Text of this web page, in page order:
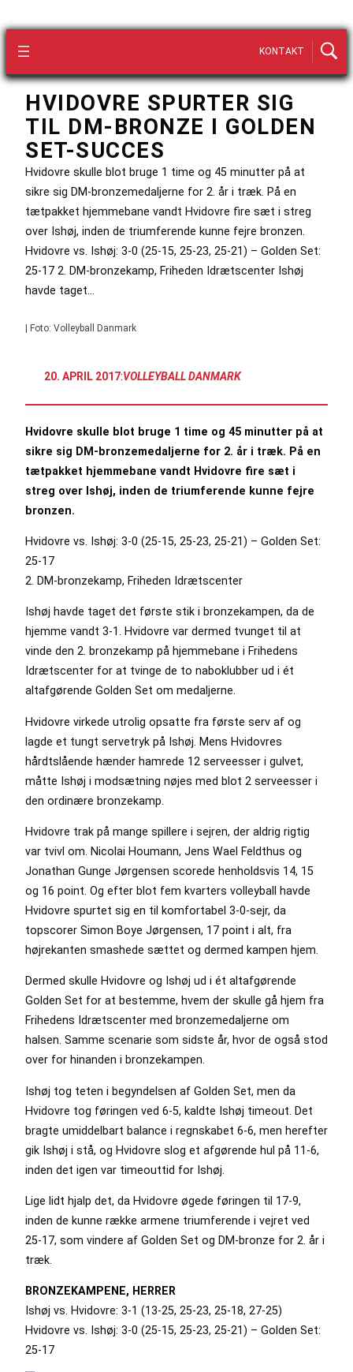
KONTAKT
HVIDOVRE SPURTER SIG
TIL DM-BRONZE I GOLDEN
SET-SUCCES
Hvidovre skulle blot bruge 1 time og 45 minutter på at
sikre sig DM-bronzemedaljerne for 2. år i træk. På en
tætpakket hjemmebane vandt Hvidovre fire sæt i streg
over Ishøj, inden de triumferende kunne fejre bronzen.
Hvidovre vs. Ishøj: 3-0 (25-15, 25-23, 25-21) – Golden Set:
25-17 2. DM-bronzekamp, Friheden Idrætscenter Ishøj
havde taget…
| Foto: Volleyball Danmark
20. APRIL 2017:VOLLEYBALL DANMARK
Hvidovre skulle blot bruge 1 time og 45 minutter på at
sikre sig DM-bronzemedaljerne for 2. år i træk. På en
tætpakket hjemmebane vandt Hvidovre fire sæt i
streg over Ishøj, inden de triumferende kunne fejre
bronzen.
Hvidovre vs. Ishøj: 3-0 (25-15, 25-23, 25-21) – Golden Set:
25-17
2. DM-bronzekamp, Friheden Idrætscenter
Ishøj havde taget det første stik i bronzekampen, da de
hjemme vandt 3-1. Hvidovre var dermed tvunget til at
vinde den 2. bronzekamp på hjemmebane i Frihedens
Idrætscenter for at tvinge de to naboklubber ud i ét
altafgørende Golden Set om medaljerne.
Hvidovre virkede utrolig opsatte fra første serv af og
lagde et tungt servetryk på Ishøj. Mens Hvidovres
hårdtslående hænder hamrede 12 serveesser i gulvet,
måtte Ishøj i modsætning nøjes med blot 2 serveesser i
den ordinære bronzekamp.
Hvidovre trak på mange spillere i sejren, der aldrig rigtig
var tvivl om. Nicolai Houmann, Jens Wael Feldthus og
Jonathan Gunge Jørgensen scorede henholdsvis 14, 15
og 16 point. Og efter blot fem kvarters volleyball havde
Hvidovre spurtet sig en til komfortabel 3-0-sejr, da
topscorer Simon Boye Jørgensen, 17 point i alt, fra
højrekanten smashede sættet og dermed kampen hjem.
Dermed skulle Hvidovre og Ishøj ud i ét altafgørende
Golden Set for at bestemme, hvem der skulle gå hjem fra
Frihedens Idrætscenter med bronzemedaljerne om
halsen. Samme scenarie som sidste år, hvor de også stod
over for hinanden i bronzekampen.
Ishøj tog teten i begyndelsen af Golden Set, men da
Hvidovre tog føringen ved 6-5, kaldte Ishøj timeout. Det
bragte umiddelbart balance i regnskabet 6-6, men herefter
gik Ishøj i stå, og Hvidovre slog et afgørende hul på 11-6,
inden det igen var timeouttid for Ishøj.
Lige lidt hjalp det, da Hvidovre øgede føringen til 17-9,
inden de kunne række armene triumferende i vejret ved
25-17, som vindere af Golden Set og DM-bronze for 2. år i
træk.
BRONZEKAMPENE, HERRER
Ishøj vs. Hvidovre: 3-1 (13-25, 25-23, 25-18, 27-25)
Hvidovre vs. Ishøj: 3-0 (25-15, 25-23, 25-21) – Golden Set:
25-17